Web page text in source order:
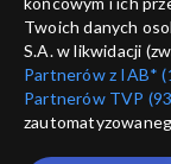
Twoich danych
S.A. w likwidacji
Partnerów z IAB*
Partnerów TVP